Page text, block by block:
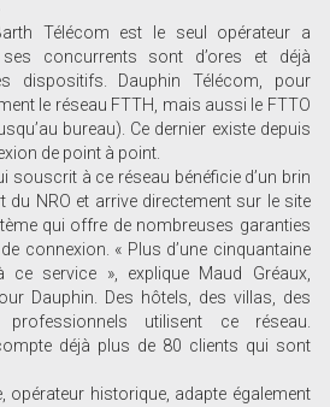
Télécom est le seul opérateur a
concurrents sont d’ores et déjà
dispositifs. Dauphin Télécom, pour
le réseau FTTH, mais aussi le FTTO
bureau). Ce dernier existe depuis
de point à point.
souscrit à ce réseau bénéficie d’un brin
du NRO et arrive directement sur le site
qui offre de nombreuses garanties
connexion. « Plus d’une cinquantaine
service », explique Maud Gréaux,
Dauphin. Des hôtels, des villas, des
utilisent ce réseau.
déjà plus de 80 clients qui sont
opérateur historique, adapte également